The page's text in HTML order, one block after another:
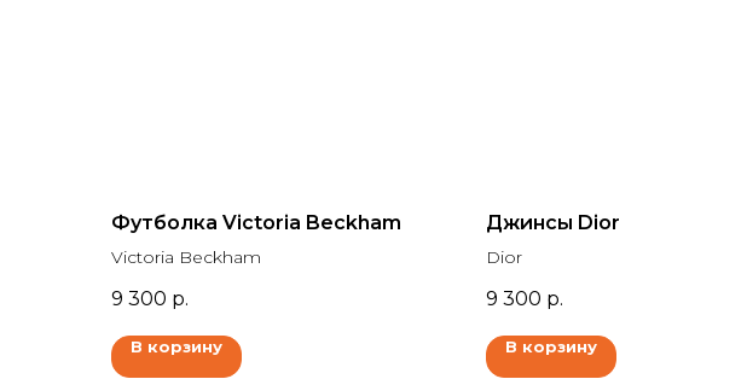
Футболка Victoria Beckham
Victoria Beckham
9 300 р.
В корзину
Джинсы Dior
Dior
9 300 р.
В корзину